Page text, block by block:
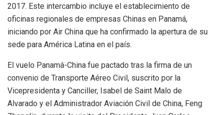
2017. Este intercambio incluye el establecimiento de
oficinas regionales de empresas Chinas en Panamá,
iniciando por Air China que ha confirmado la apertura de su
sede para América Latina en el país.
El vuelo Panamá-China fue pactado tras la firma de un
convenio de Transporte Aéreo Civil, suscrito por la
Vicepresidenta y Canciller, Isabel de Saint Malo de
Alvarado y el Administrador Aviación Civil de China, Feng